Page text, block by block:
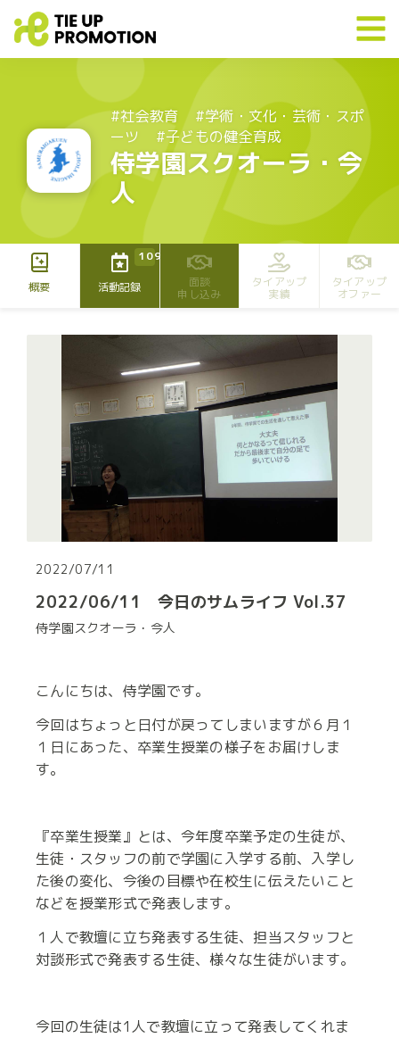
#社会教育
#学術・文化・芸術・スポ
ーツ
#子どもの健全育成
侍学園スクオーラ・今
人
概要
109
活動記録
面談
申し込み
タイアップ
実績
タイアップ
オファー
2022/07/11
2022/06/11 今日のサムライフ Vol.37
侍学園スクオーラ・今人
こんにちは、侍学園です。
今回はちょっと日付が戻ってしまいますが６月１
１日にあった、卒業生授業の様子をお届けしま
す。
『卒業生授業』とは、今年度卒業予定の生徒が、
生徒・スタッフの前で学園に入学する前、入学し
た後の変化、今後の目標や在校生に伝えたいこと
などを授業形式で発表します。
１人で教壇に立ち発表する生徒、担当スタッフと
対談形式で発表する生徒、様々な生徒がいます。
今回の生徒は1人で教壇に立って発表してくれま